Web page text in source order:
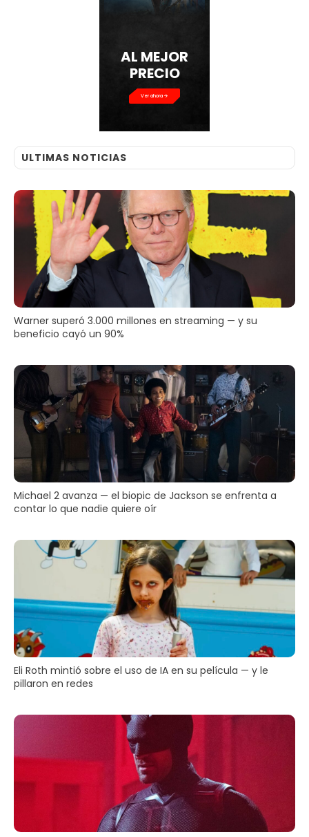
AL MEJOR
PRECIO
Ver ahora
ULTIMAS NOTICIAS
Warner superó 3.000 millones en streaming — y su
beneficio cayó un 90%
Michael 2 avanza — el biopic de Jackson se enfrenta a
contar lo que nadie quiere oír
Eli Roth mintió sobre el uso de IA en su película — y le
pillaron en redes